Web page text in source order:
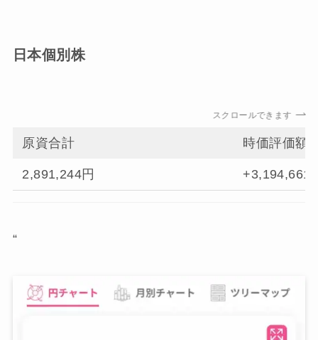
日本個別株
スクロールできます
原資合計 時価評価額
2,891,244円 +3,194,661
“